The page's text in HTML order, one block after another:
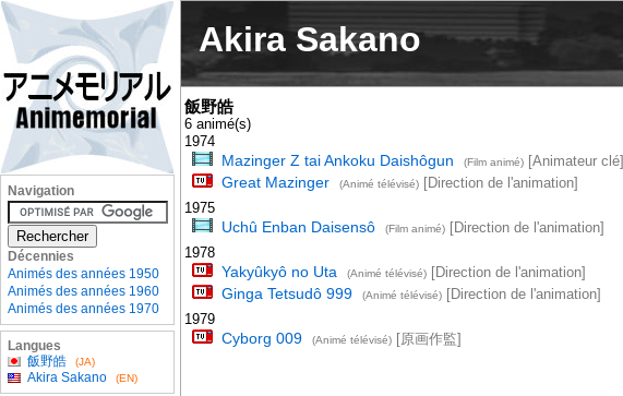
Akira Sakano
飯野皓
6 animé(s)
1974
Mazinger Z tai Ankoku Daishôgun (Film animé)[Animateur clé]
Great Mazinger (Animé télévisé)[Direction de l'animation]
1975
Uchû Enban Daisensô (Film animé)[Direction de l'animation]
1978
Yakyûkyô no Uta (Animé télévisé)[Direction de l'animation]
Ginga Tetsudô 999 (Animé télévisé)[Direction de l'animation]
1979
Cyborg 009 (Animé télévisé)[原画作監]
Navigation
Décennies
Animés des années 1950
Animés des années 1960
Animés des années 1970
Langues
飯野皓
(JA)
Akira Sakano (EN)